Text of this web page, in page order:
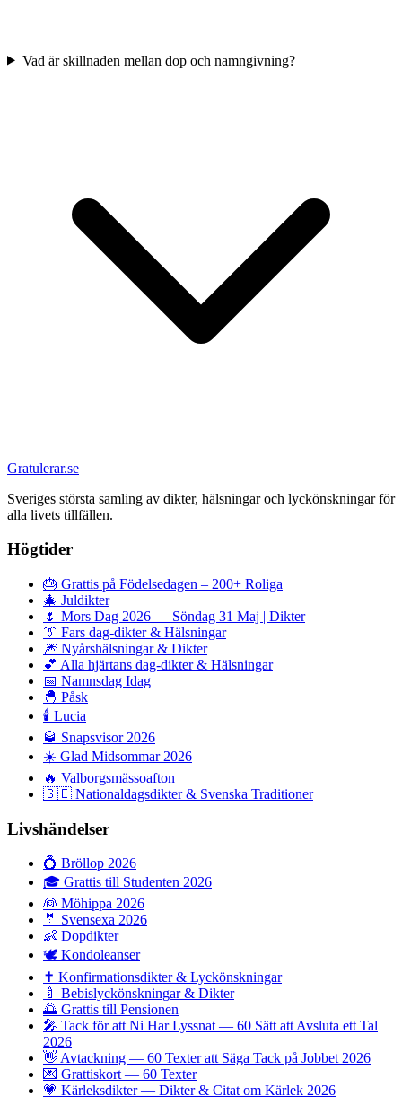
Vad är skillnaden mellan dop och namngivning?
Gratulerar.se
Sveriges största samling av dikter, hälsningar och lyckönskningar för
alla livets tillfällen.
Högtider
🎂 Grattis på Födelsedagen – 200+ Roliga
🎄 Juldikter
🌷 Mors Dag 2026 — Söndag 31 Maj | Dikter
👔 Fars dag-dikter & Hälsningar
🎆 Nyårshälsningar & Dikter
💕 Alla hjärtans dag-dikter & Hälsningar
📅 Namnsdag Idag
🐣 Påsk
🕯️ Lucia
🥃 Snapsvisor 2026
☀️ Glad Midsommar 2026
🔥 Valborgsmässoafton
🇸🇪 Nationaldagsdikter & Svenska Traditioner
Livshändelser
💍 Bröllop 2026
🎓 Grattis till Studenten 2026
👰 Möhippa 2026
🤵 Svensexa 2026
👶 Dopdikter
🕊️ Kondoleanser
✝️ Konfirmationsdikter & Lyckönskningar
🍼 Bebislyckönskningar & Dikter
🌅 Grattis till Pensionen
🎤 Tack för att Ni Har Lyssnat — 60 Sätt att Avsluta ett Tal
2026
👋Avtackning — 60 Texter att Säga Tack på Jobbet 2026
💌 Grattiskort — 60 Texter
💗 Kärleksdikter — Dikter & Citat om Kärlek 2026